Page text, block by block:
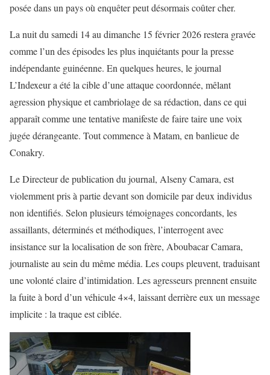
posée dans un pays où enquêter peut désormais coûter cher.
La nuit du samedi 14 au dimanche 15 février 2026 restera gravée
comme l’un des épisodes les plus inquiétants pour la presse
indépendante guinéenne. En quelques heures, le journal
L’Indexeur a été la cible d’une attaque coordonnée, mêlant
agression physique et cambriolage de sa rédaction, dans ce qui
apparaît comme une tentative manifeste de faire taire une voix
jugée dérangeante. Tout commence à Matam, en banlieue de
Conakry.
Le Directeur de publication du journal, Alseny Camara, est
violemment pris à partie devant son domicile par deux individus
non identifiés. Selon plusieurs témoignages concordants, les
assaillants, déterminés et méthodiques, l’interrogent avec
insistance sur la localisation de son frère, Aboubacar Camara,
journaliste au sein du même média. Les coups pleuvent, traduisant
une volonté claire d’intimidation. Les agresseurs prennent ensuite
la fuite à bord d’un véhicule 4×4, laissant derrière eux un message
implicite : la traque est ciblée.